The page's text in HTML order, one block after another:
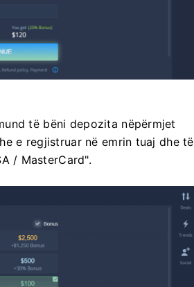
të bëni depozita nëpërmjet
e regjistruar në emrin tuaj dhe të
/ MasterCard".